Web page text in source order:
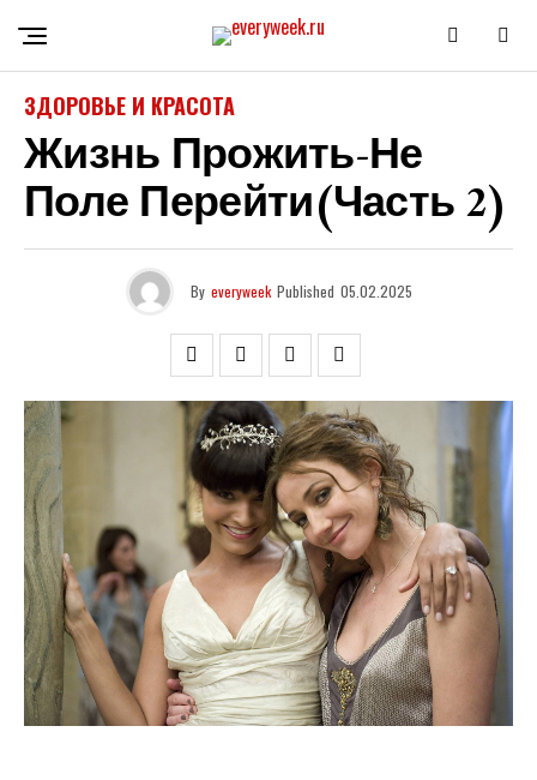
ЗДОРОВЬЕ И КРАСОТА
Жизнь Прожить-Не
Поле Перейти(часть 2)
By everyweek Published 05.02.2025